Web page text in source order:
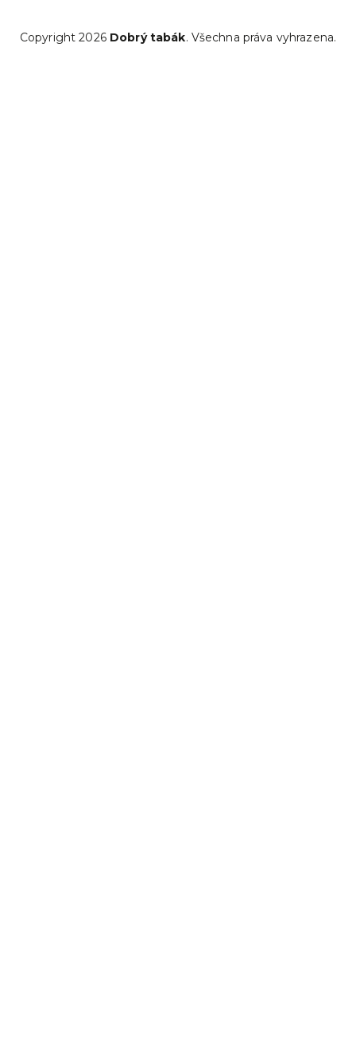
Copyright 2026 Dobrý tabák. Všechna práva vyhrazena.